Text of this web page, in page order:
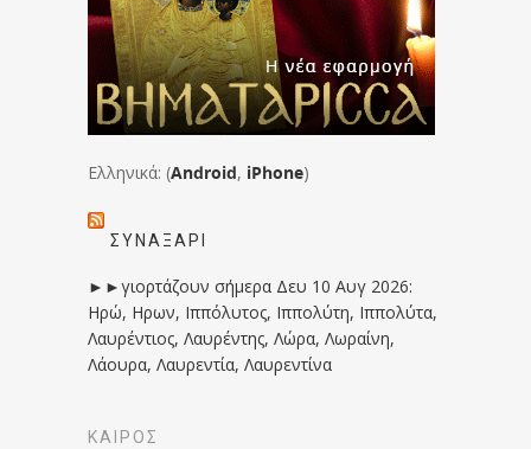
Ελληνικά: (Android, iPhone)
ΣΥΝΑΞΆΡΙ
►►γιορτάζουν σήμερα Δευ 10 Αυγ 2026:
Ηρώ, Ηρων, Ιππόλυτος, Ιππολύτη, Ιππολύτα,
Λαυρέντιος, Λαυρέντης, Λώρα, Λωραίνη,
Λάουρα, Λαυρεντία, Λαυρεντίνα
ΚΑΙΡΟΣ